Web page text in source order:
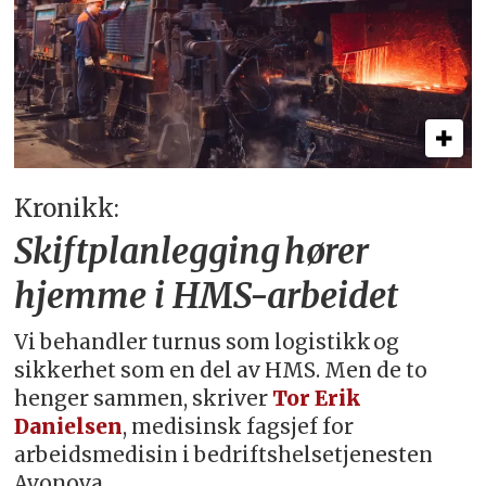
Kronikk:
Skiftplanlegging hører
hjemme i HMS-arbeidet
Vi behandler turnus som logistikk og
sikkerhet som en del av HMS. Men de to
henger sammen, skriver Tor Erik
Danielsen, medisinsk fagsjef for
arbeidsmedisin i bedriftshelsetjenesten